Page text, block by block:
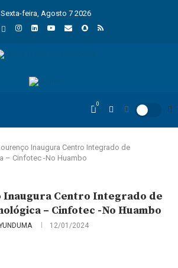
Sexta-feira, Agosto 7 2026
0
Inaugura Centro Integrado de
– Cinfotec -No Huambo
Inaugura Centro Integrado de
– Cinfotec -No Huambo
12/01/2024